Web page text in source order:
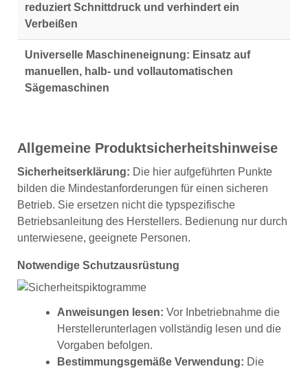
reduziert Schnittdruck und verhindert ein
Verbeißen
Universelle Maschineneignung: Einsatz auf
manuellen, halb- und vollautomatischen
Sägemaschinen
Allgemeine Produktsicherheitshinweise
Sicherheitserklärung: Die hier aufgeführten Punkte
bilden die Mindestanforderungen für einen sicheren
Betrieb. Sie ersetzen nicht die typspezifische
Betriebsanleitung des Herstellers. Bedienung nur durch
unterwiesene, geeignete Personen.
Notwendige Schutzausrüstung
Anweisungen lesen: Vor Inbetriebnahme die
Herstellerunterlagen vollständig lesen und die
Vorgaben befolgen.
Bestimmungsgemäße Verwendung: Die